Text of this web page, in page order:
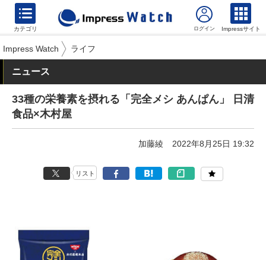
カテゴリ Impressサイト
Impress Watch ライフ
ニュース
33種の栄養素を摂れる「完全メシ あんぱん」 日清
食品×木村屋
加藤綾 2022年8月25日 19:32
リスト